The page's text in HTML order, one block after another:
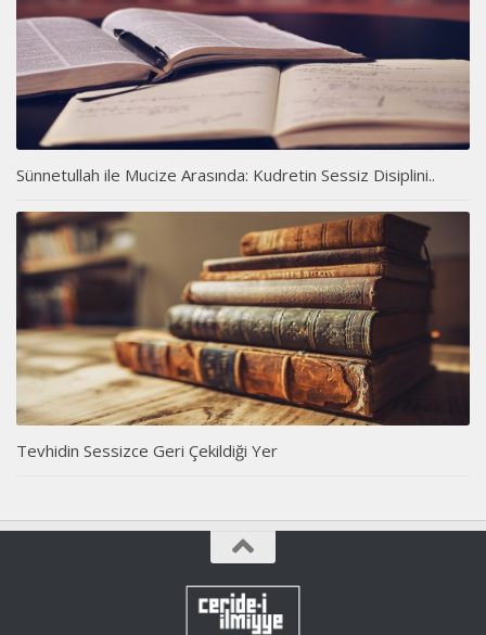
Sünnetullah ile Mucize Arasında: Kudretin Sessiz Disiplini..
Tevhidin Sessizce Geri Çekildiği Yer